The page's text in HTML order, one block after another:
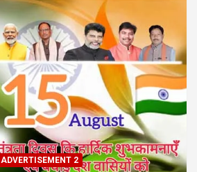
ADVERTISEMENT 2